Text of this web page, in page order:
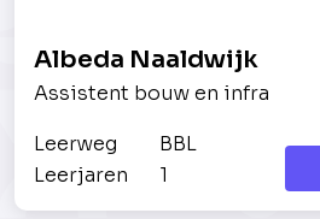
Albeda Naaldwijk
Assistent bouw en infra
Leerweg
BBL
Leerjaren
1